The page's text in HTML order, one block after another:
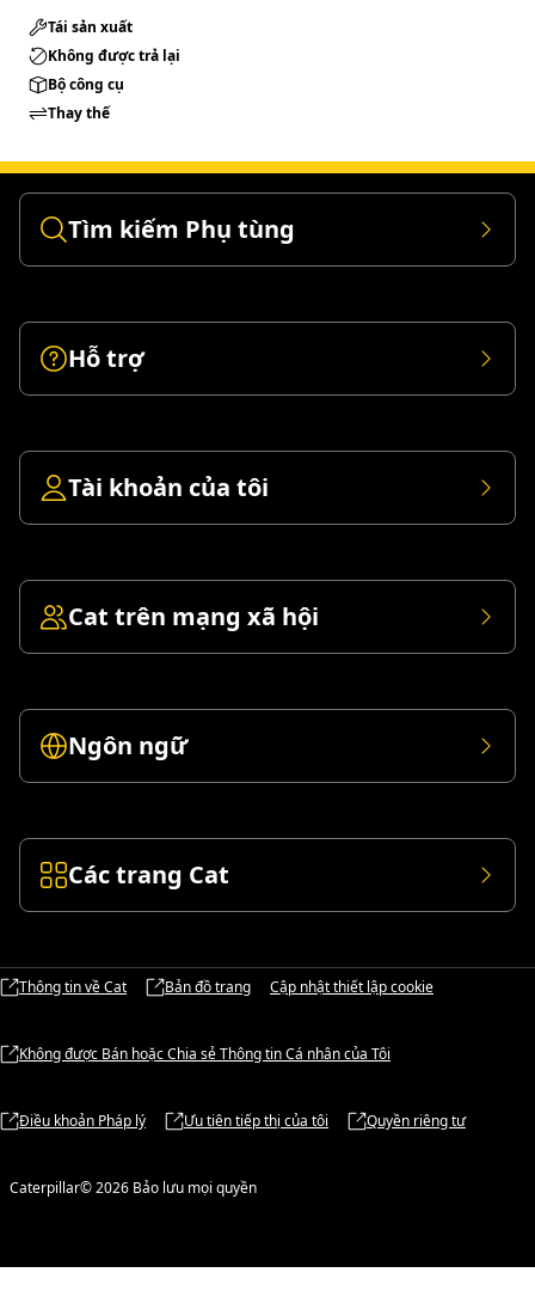
Tái sản xuất
Không được trả lại
Bộ công cụ
Thay thế
Tìm kiếm Phụ tùng
Hỗ trợ
Tài khoản của tôi
Cat trên mạng xã hội
Ngôn ngữ
Các trang Cat
Thông tin về Cat Bản đồ trang Cập nhật thiết lập cookie
Không được Bán hoặc Chia sẻ Thông tin Cá nhân của Tôi
Điều khoản Pháp lý Ưu tiên tiếp thị của tôi Quyền riêng tư
Caterpillar© 2026 Bảo lưu mọi quyền